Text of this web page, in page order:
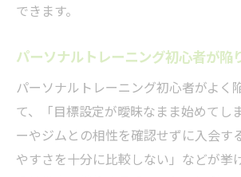
できます。
パーソナルトレーニング初心者が陥
パーソナルトレーニング初心者がよく
て、「目標設定が曖昧なまま始めてし
ーやジムとの相性を確認せずに入会す
やすさを十分に比較しない」などが挙